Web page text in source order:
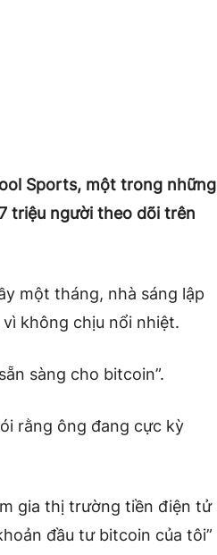
Sports, một trong những
triệu người theo dõi trên
một tháng, nhà sáng lập
không chịu nổi nhiệt.
sàng cho bitcoin”.
rằng ông đang cực kỳ
gia thị trường tiền điện tử
đầu tư bitcoin của tôi”